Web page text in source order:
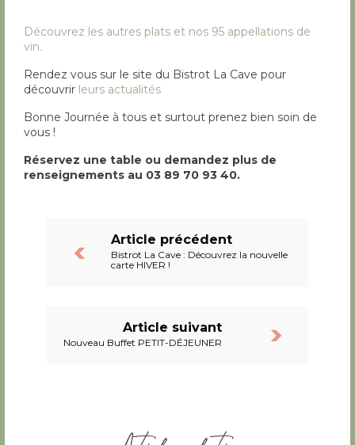
Découvrez les autres plats et nos 95 appellations de
vin.
Rendez vous sur le site du Bistrot La Cave pour
découvrir leurs actualités
Bonne Journée à tous et surtout prenez bien soin de
vous !
Réservez une table ou demandez plus de
renseignements au 03 89 70 93 40.
Article précédent
Bistrot La Cave : Découvrez la nouvelle
carte HIVER !
Article suivant
Nouveau Buffet PETIT-DÉJEUNER